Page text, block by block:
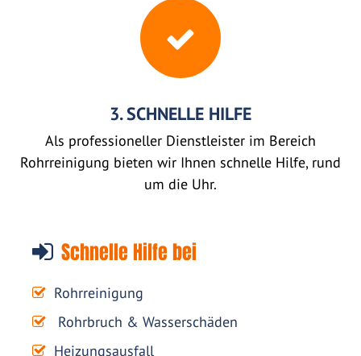
3. SCHNELLE HILFE
Als professioneller Dienstleister im Bereich
Rohrreinigung bieten wir Ihnen schnelle Hilfe, rund
um die Uhr.
Schnelle Hilfe bei
Rohrreinigung
Rohrbruch & Wasserschäden
Heizungsausfall